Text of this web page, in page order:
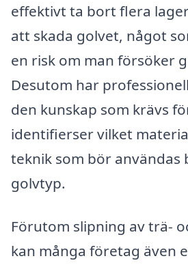
effektivt ta bort flera
att skada golvet, något
en risk om man försöker
Desutom har
den kunskap som krävs
identifierser vilket
teknik som bör användas
golvtyp.
Förutom slipning av trä-
kan många företag även